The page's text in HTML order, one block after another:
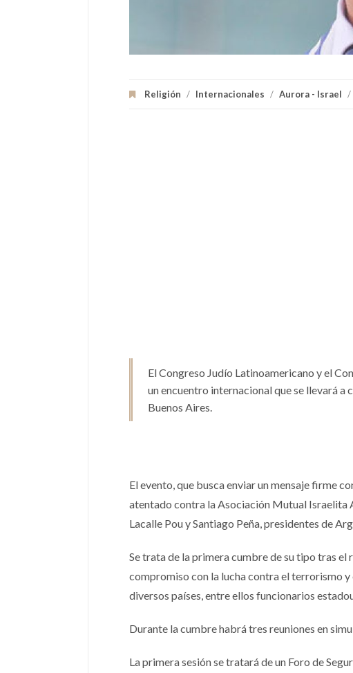
Religión / Internacionales / Aurora - Israel /
El Congreso Judío Latinoamericano y el
un encuentro internacional que se llevará a
Buenos Aires.
El evento, que busca enviar un mensaje firme
atentado contra la Asociación Mutual Israelita
Lacalle Pou y Santiago Peña, presidentes de
Se trata de la primera cumbre de su tipo tras
compromiso con la lucha contra el terrorismo
diversos países, entre ellos funcionarios
Durante la cumbre habrá tres reuniones en
La primera sesión se tratará de un Foro de